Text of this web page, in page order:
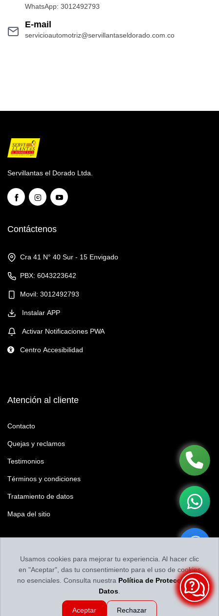
WhatsApp: 3012492793
E-mail
servicioautomotriz@servillantaseldorado.com.co
Usamos cookies para mejorar tu experiencia. Al hacer clic
en "Aceptar", das tu consentimiento para el uso de cookies
no esenciales. Consulta nuestra Política de Protección de
Datos
Aceptar Rechazar
Servillantas el Dorado Ltda.
Contáctenos
Cra 41 N° 40 Sur - 15 Envigado
PBX: 6043223642
Movil: 3012492793
Instalar APP
Activar Notificaciones PWA
Centro Accesibilidad
Atención al cliente
Contacto
Quejas y reclamos
Testimonios
Términos y condiciones
Tratamiento de datos
Mapa del sitio
Califica tu experiencia y nuestro contenido